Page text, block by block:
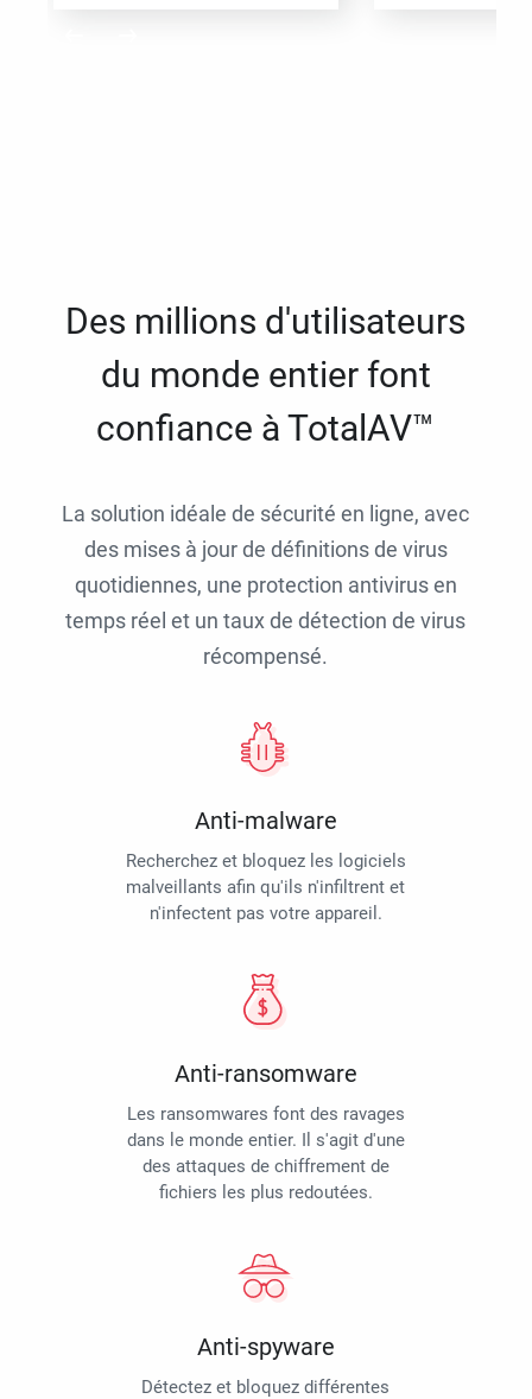
Des millions d'utilisateurs
du monde entier font
confiance à TotalAV™
La solution idéale de sécurité en ligne, avec
des mises à jour de définitions de virus
quotidiennes, une protection antivirus en
temps réel et un taux de détection de virus
récompensé.
Anti-malware
Recherchez et bloquez les logiciels
malveillants afin qu'ils n'infiltrent et
n'infectent pas votre appareil.
Anti-ransomware
Les ransomwares font des ravages
dans le monde entier. Il s'agit d'une
des attaques de chiffrement de
fichiers les plus redoutées.
Anti-spyware
Détectez et bloquez différentes